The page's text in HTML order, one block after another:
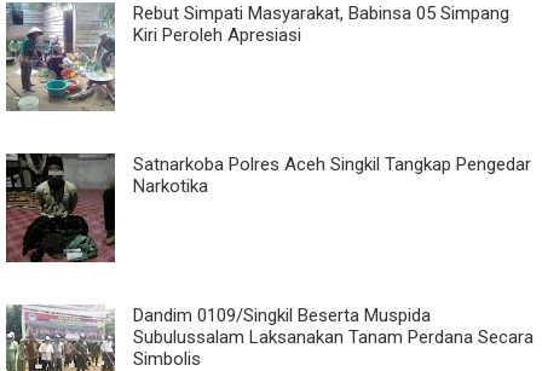
Rebut Simpati Masyarakat, Babinsa 05 Simpang
Kiri Peroleh Apresiasi
Satnarkoba Polres Aceh Singkil Tangkap Pengedar
Narkotika
Dandim 0109/Singkil Beserta Muspida
Subulussalam Laksanakan Tanam Perdana Secara
Simbolis